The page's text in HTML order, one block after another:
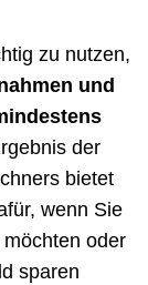
zu nutzen,
und
der
bietet
wenn Sie
oder
sparen